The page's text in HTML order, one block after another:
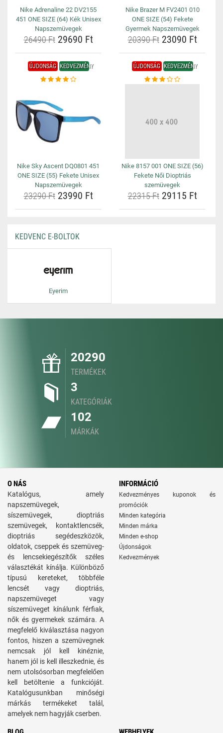
Nike Adrenaline 22 DV2155
451 ONE SIZE (64) Kék Unisex
Napszemüvegek
26490 Ft29690 Ft
Nike Brazer M FV2401 010
ONE SIZE (54) Fekete
Gyermek Napszemüvegek
20390 Ft23090 Ft
ÚJDONSÁG KEDVEZMÉNY
Nike Sky Ascent DQ0801 451
ONE SIZE (55) Fekete Unisex
Napszemüvegek
23290 Ft23990 Ft
ÚJDONSÁG KEDVEZMÉNY
Nike 8157 001 ONE SIZE (56)
Fekete Női Dioptriás
szemüvegek
22315 Ft29115 Ft
KEDVENC E-BOLTOK
Eyerim
20290
TERMÉKEK
3
KATEGÓRIÁK
102
MÁRKÁK
O NÁS
Katalógus, amely
napszemüvegek,
síszemüvegek, dioptriás
szemüvegek, kontaktlencsék,
dioptriás segédeszközök,
oldatok, cseppek és szemüveg-
és lencsekiegészítők széles
választékát kínálja. Különböző
típusú kereteket, többféle
lencsét vagy dioptriás,
napszemüveget vagy
síszemüveget kínálunk férfiak,
nők és gyermekek számára. A
megfelelő kiválasztása nagyon
fontos, hiszen a szemüvegnek
nemcsak jól kell kinéznie,
hanem jól is kell illeszkednie, és
nem utolsósorban megfelelően
kell betöltenie a funkcióját.
Katalógusunkban minőségi
márkás termékeket talál,
amelyek nem hagyják cserben.
INFORMÁCIÓ
Kedvezményes kuponok és
promóciók
Minden kategória
Minden márka
Minden e-shop
Újdonságok
Kedvezmények